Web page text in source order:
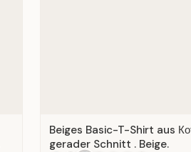
Beiges Basic-T-Shirt aus
gerader Schnitt . Beige.